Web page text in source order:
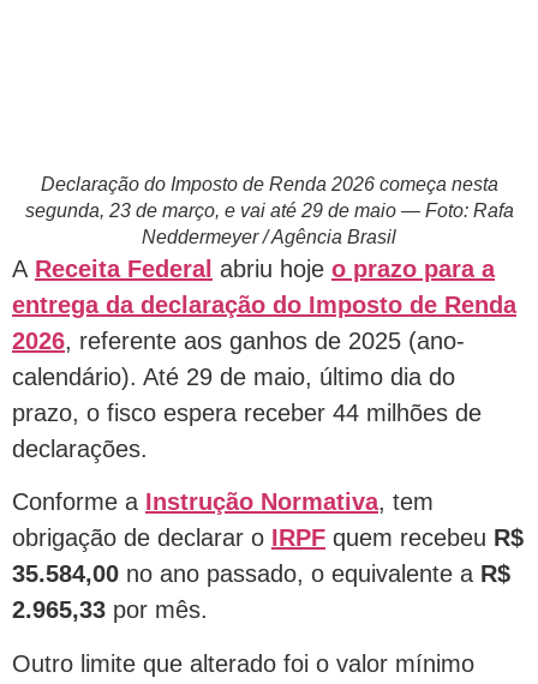
Declaração do Imposto de Renda 2026 começa nesta
segunda, 23 de março, e vai até 29 de maio — Foto: Rafa
Neddermeyer / Agência Brasil
A Receita Federal abriu hoje o prazo para a
entrega da declaração do Imposto de Renda
2026, referente aos ganhos de 2025 (ano-
calendário). Até 29 de maio, último dia do
prazo, o fisco espera receber 44 milhões de
declarações.
Conforme a Instrução Normativa, tem
obrigação de declarar o IRPF quem recebeu R$
35.584,00 no ano passado, o equivalente a R$
2.965,33 por mês.
Outro limite que alterado foi o valor mínimo